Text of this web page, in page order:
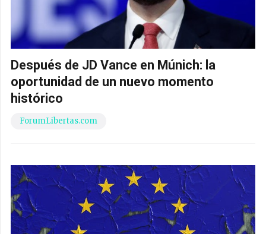
Después de JD Vance en Múnich: la
oportunidad de un nuevo momento
histórico
ForumLibertas.com